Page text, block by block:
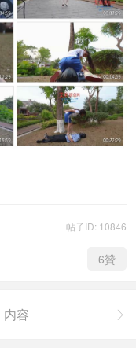
帖子ID: 10846
6贊

内容